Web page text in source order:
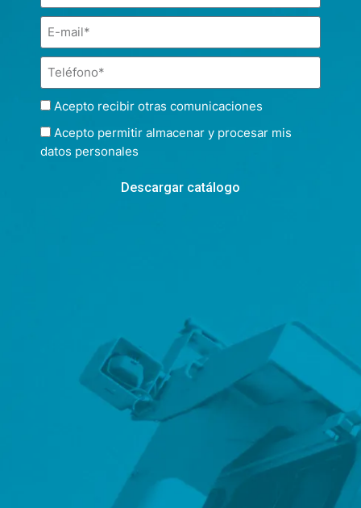
Acepto recibir otras comunicaciones
Acepto permitir almacenar y procesar mis
datos personales
Descargar catálogo